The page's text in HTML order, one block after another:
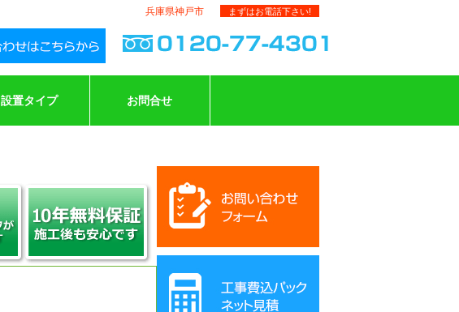
兵庫県神戸市 まずはお電話下さい!
設置タイプ お問合せ